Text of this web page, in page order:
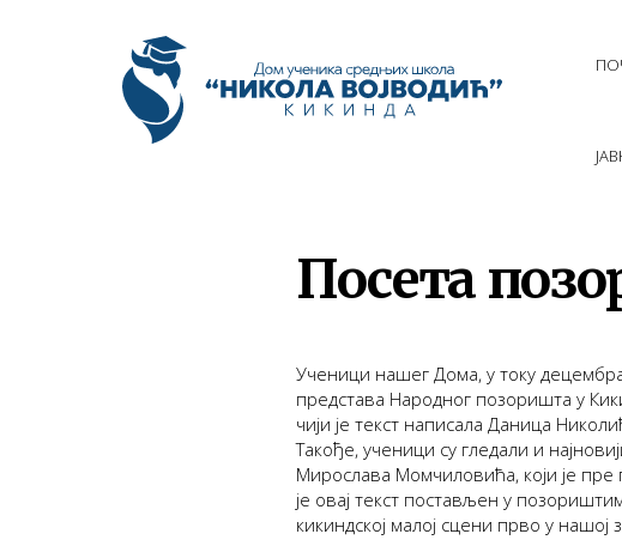
Посета
Ученици нашег Дома, у току
представа Народног позоришта у
чији је текст написала Даница
Такође, ученици су гледали и
Мирослава Момчиловића, који је
је овај текст постављен у
кикиндској малој сцени прво у нашој